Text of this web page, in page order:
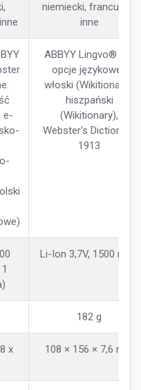
niemiecki, francuski i
inne
e-
ABBYY Lingvo® (24
opcje językowe),
włoski (Wikitionary),
hiszpański
(Wikitionary),
Webster's Dictionary
1913
Li-Ion 3,7V, 1500 mAh
182 g
x
108 × 156 × 7,6 mm